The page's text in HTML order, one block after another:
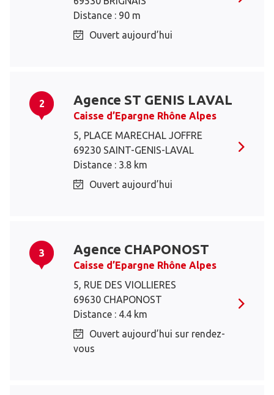
Distance : 90 m
Ouvert aujourd’hui
2 Agence ST GENIS LAVAL
Caisse d’Epargne Rhône Alpes
5, PLACE MARECHAL JOFFRE
69230 SAINT-GENIS-LAVAL
Distance : 3.8 km
Ouvert aujourd’hui
3 Agence CHAPONOST
Caisse d’Epargne Rhône Alpes
5, RUE DES VIOLLIERES
69630 CHAPONOST
Distance : 4.4 km
Ouvert aujourd’hui sur rendez-
vous